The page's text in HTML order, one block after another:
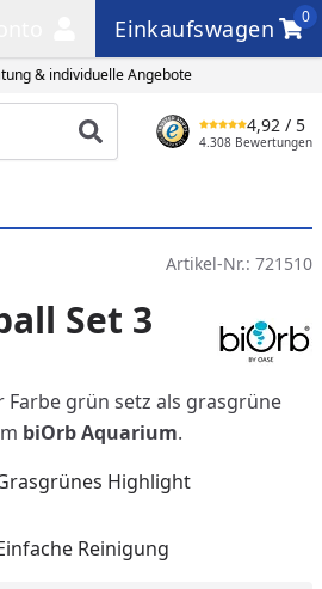
& individuelle Angebote
Einkaufswagen
0
Einkaufswagen
Produkt suchen
4,92 / 5
4.308 Bewertungen
Artikel-Nr.: 721510
Set 3
Farbe grün setz als grasgrüne
biOrb Aquarium.
Highlight
Reinigung